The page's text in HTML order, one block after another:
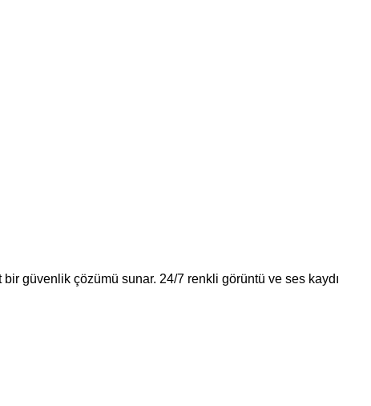
güvenlik çözümü sunar. 24/7 renkli görüntü ve ses kaydı